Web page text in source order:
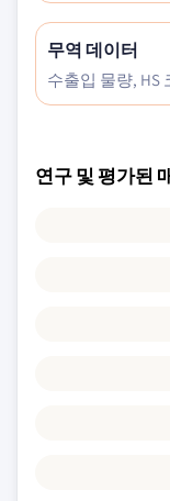
무역 데이터
수출입 물량, HS
연구 및 평가된